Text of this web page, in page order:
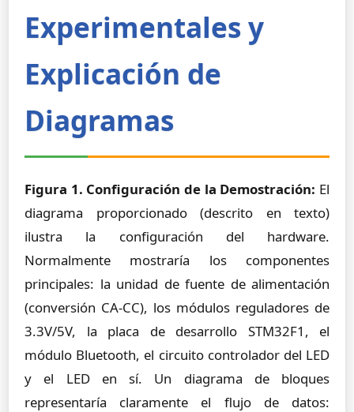
Experimentales y
Explicación de
Diagramas
Figura 1. Configuración de la Demostración: El
diagrama proporcionado (descrito en texto)
ilustra la configuración del hardware.
Normalmente mostraría los componentes
principales: la unidad de fuente de alimentación
(conversión CA-CC), los módulos reguladores de
3.3V/5V, la placa de desarrollo STM32F1, el
módulo Bluetooth, el circuito controlador del LED
y el LED en sí. Un diagrama de bloques
representaría claramente el flujo de datos: